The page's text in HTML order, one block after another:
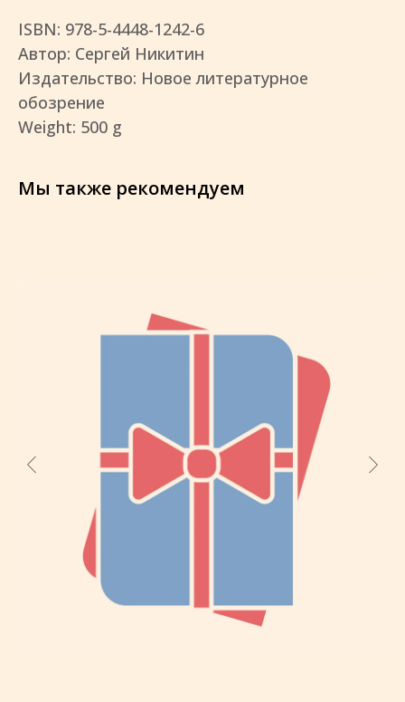
ISBN: 978-5-4448-1242-6
Автор: Сергей Никитин
Издательство: Новое литературное
обозрение
Weight: 500 g
Мы также рекомендуем